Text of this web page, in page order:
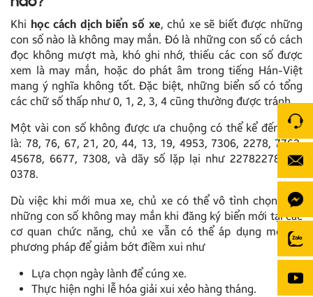
Khi học cách dịch biển số xe, chủ xe sẽ biết được những
con số nào là không may mắn. Đó là những con số có cách
đọc không mượt mà, khó ghi nhớ, thiếu các con số được
xem là may mắn, hoặc do phát âm trong tiếng Hán-Việt
mang ý nghĩa không tốt. Đặc biệt, những biển số có tổng
các chữ số thấp như 0, 1, 2, 3, 4 cũng thường được tránh.
Một vài con số không được ưa chuộng có thể kể đến như
là: 78, 76, 67, 21, 20, 44, 13, 19, 4953, 7306, 2278, 7762,
45678, 6677, 7308, và dãy số lặp lại như 22782278 hay
0378.
Dù việc khi mới mua xe, chủ xe có thể vô tình chọn phải
những con số không may mắn khi đăng ký biển mới tại các
cơ quan chức năng, chủ xe vẫn có thể áp dụng một số
phương pháp để giảm bớt điềm xui như
Lựa chọn ngày lành để cúng xe.
Thực hiện nghi lễ hóa giải xui xẻo hàng tháng.